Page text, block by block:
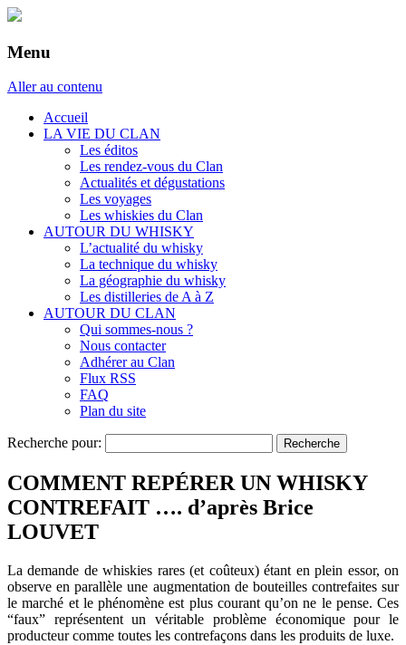
Menu
Aller au contenu
Accueil
LA VIE DU CLAN
Les éditos
Les rendez-vous du Clan
Actualités et dégustations
Les voyages
Les whiskies du Clan
AUTOUR DU WHISKY
L’actualité du whisky
La technique du whisky
La géographie du whisky
Les distilleries de A à Z
AUTOUR DU CLAN
Qui sommes-nous ?
Nous contacter
Adhérer au Clan
Flux RSS
FAQ
Plan du site
Recherche pour:
COMMENT REPÉRER UN WHISKY
CONTREFAIT …. d’après Brice
LOUVET
La demande de whiskies rares (et coûteux) étant en plein essor, on
observe en parallèle une augmentation de bouteilles contrefaites sur
le marché et le phénomène est plus courant qu’on ne le pense. Ces
“faux” représentent un véritable problème économique pour le
producteur comme toutes les contrefaçons dans les produits de luxe.